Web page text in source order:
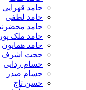
حامد قهرایی پور
حامد لطفی
حامد محضرنیا
حامد ملک پور
حامد همایون
حجت اشرف زاده
حسام ردایی
حسام صدر
حسن تاج